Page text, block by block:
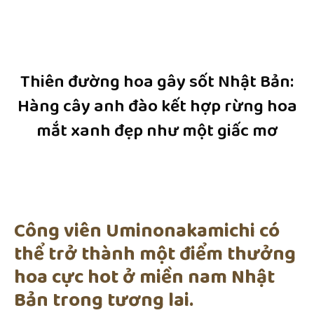
Thiên đường hoa gây sốt Nhật Bản:
Hàng cây anh đào kết hợp rừng hoa
mắt xanh đẹp như một giấc mơ
Công viên Uminonakamichi có
thể trở thành một điểm thưởng
hoa cực hot ở miền nam Nhật
Bản trong tương lai.